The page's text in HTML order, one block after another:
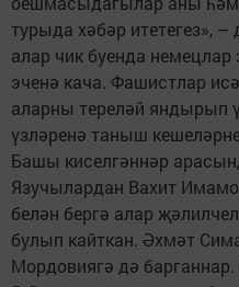
турыда хәбәр итетегез»,
алар чик буенда
эченә кача. Фашистлар
аларны тереләй яндырып
үзләренә таныш
Башы киселгәннәр
Язучылардан Вахит
белән бергә алар
булып кайткан. Әхмәт
Мордовиягә дә